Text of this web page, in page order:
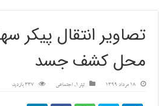
تصاویر انتقال پیکر
محل کشف جسد
18 مرداد 1399 تیتر1 ,اجتماعی 337 بازدید